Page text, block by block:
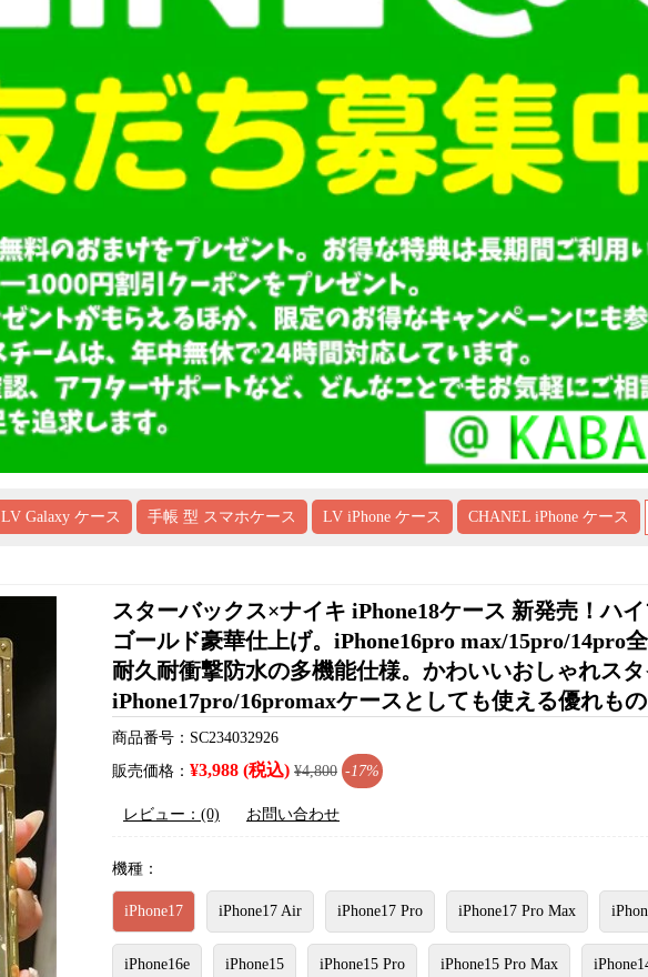
LV Galaxy ケース 手帳 型 スマホケース LV iPhone ケース CHANEL iPhone ケース
スターバックス×ナイキ iPhone18ケース 新発売！ハ
ゴールド豪華仕上げ。iPhone16pro max/15pro/14pro
耐久耐衝撃防水の多機能仕様。かわいいおしゃれス
iPhone17pro/16promaxケースとしても使える優れも
商品番号：SC234032926
販売価格： ¥3,988 (税込) ¥4,800 -17%
レビュー：(0) お問い合わせ
機種：
iPhone17 iPhone17 Air iPhone17 Pro iPhone17 Pro Max
iPhone16e iPhone15 iPhone15 Pro iPhone15 Pro Max